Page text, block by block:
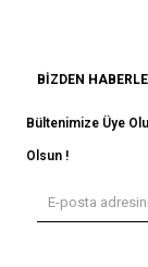
BIZDEN
Bültenimize Üye
Olsun !